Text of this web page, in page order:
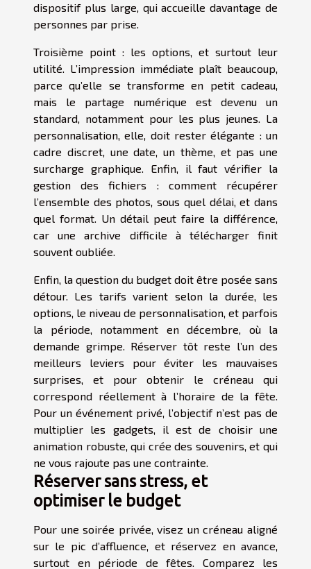
dispositif plus large, qui accueille davantage de
personnes par prise.
Troisième point : les options, et surtout leur
utilité. L’impression immédiate plaît beaucoup,
parce qu’elle se transforme en petit cadeau,
mais le partage numérique est devenu un
standard, notamment pour les plus jeunes. La
personnalisation, elle, doit rester élégante : un
cadre discret, une date, un thème, et pas une
surcharge graphique. Enfin, il faut vérifier la
gestion des fichiers : comment récupérer
l’ensemble des photos, sous quel délai, et dans
quel format. Un détail peut faire la différence,
car une archive difficile à télécharger finit
souvent oubliée.
Enfin, la question du budget doit être posée sans
détour. Les tarifs varient selon la durée, les
options, le niveau de personnalisation, et parfois
la période, notamment en décembre, où la
demande grimpe. Réserver tôt reste l’un des
meilleurs leviers pour éviter les mauvaises
surprises, et pour obtenir le créneau qui
correspond réellement à l’horaire de la fête.
Pour un événement privé, l’objectif n’est pas de
multiplier les gadgets, il est de choisir une
animation robuste, qui crée des souvenirs, et qui
ne vous rajoute pas une contrainte.
Réserver sans stress, et
optimiser le budget
Pour une soirée privée, visez un créneau aligné
sur le pic d’affluence, et réservez en avance,
surtout en période de fêtes. Comparez les